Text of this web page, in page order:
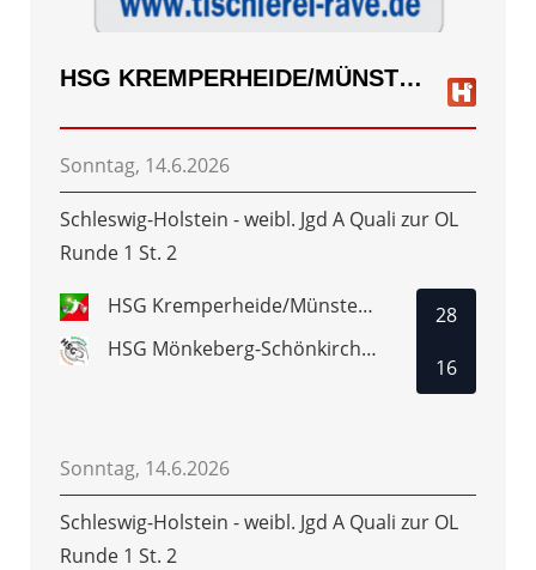
HSG KREMPERHEIDE/MÜNSTERDORF
Sonntag, 14.6.2026
Schleswig-Holstein - weibl. Jgd A Quali zur OL
Runde 1 St. 2
HSG Kremperheide/Münsterdorf
HSG Mönkeberg-Schönkirchen
28
16
Sonntag, 14.6.2026
Schleswig-Holstein - weibl. Jgd A Quali zur OL
Runde 1 St. 2